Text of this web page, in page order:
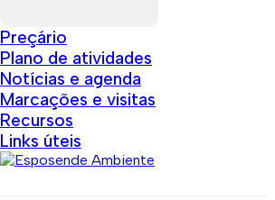
Preçário
Plano de atividades
Notícias e agenda
Marcações e visitas
Recursos
Links úteis